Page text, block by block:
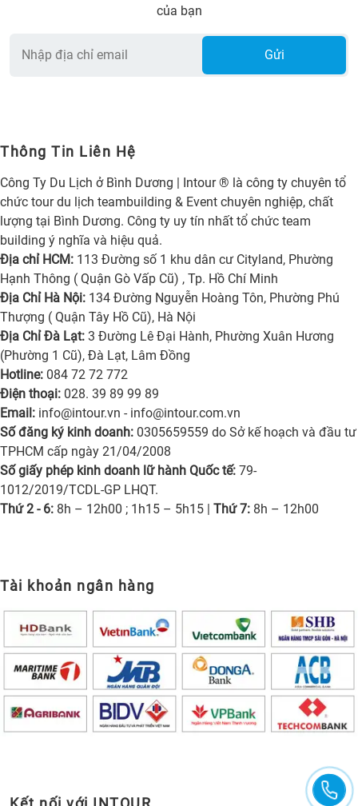
của bạn
Gửi
Thông Tin Liên Hệ
Công Ty Du Lịch ở Bình Dương | Intour ® là công ty chuyên tổ
chức tour du lịch teambuilding & Event chuyên nghiệp, chất
lượng tại Bình Dương. Công ty uy tín nhất tổ chức team
building ý nghĩa và hiệu quả.
Địa chỉ HCM: 113 Đường số 1 khu dân cư Cityland, Phường
Hạnh Thông ( Quận Gò Vấp Cũ) , Tp. Hồ Chí Minh
Địa Chỉ Hà Nội: 134 Đường Nguyễn Hoàng Tôn, Phường Phú
Thượng ( Quận Tây Hồ Cũ), Hà Nội
Địa Chỉ Đà Lạt: 3 Đường Lê Đại Hành, Phường Xuân Hương
(Phường 1 Cũ), Đà Lạt, Lâm Đồng
Hotline: 084 72 72 772
Điện thoại: 028. 39 89 99 89
Email: info@intour.vn - info@intour.com.vn
Số đăng ký kinh doanh: 0305659559 do Sở kế hoạch và đầu tư
TPHCM cấp ngày 21/04/2008
Số giấy phép kinh doanh lữ hành Quốc tế: 79-
1012/2019/TCDL-GP LHQT.
Thứ 2 - 6: 8h – 12h00 ; 1h15 – 5h15 | Thứ 7: 8h – 12h00
Tài khoản ngân hàng